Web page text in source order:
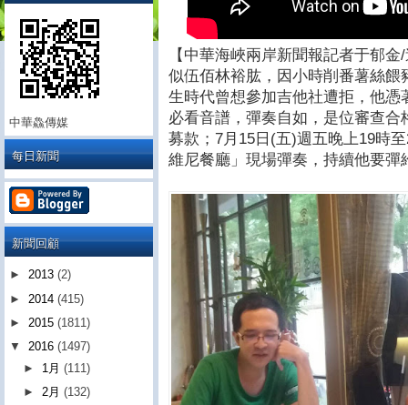
【中華海峽兩岸新聞報記者于郁
似伍佰林裕肱，因小時削番薯絲
生時代曾想參加吉他社遭拒，他
必看音譜，彈奏自如，是位審查
募款；7月15日(五)週五晚上19時
維尼餐廳」現場彈奏，持續他要彈
中華鱻傳媒
每日新聞
新聞回顧
► 2013 (2)
► 2014 (415)
► 2015 (1811)
▼ 2016 (1497)
► 1月(111)
►2月(132)